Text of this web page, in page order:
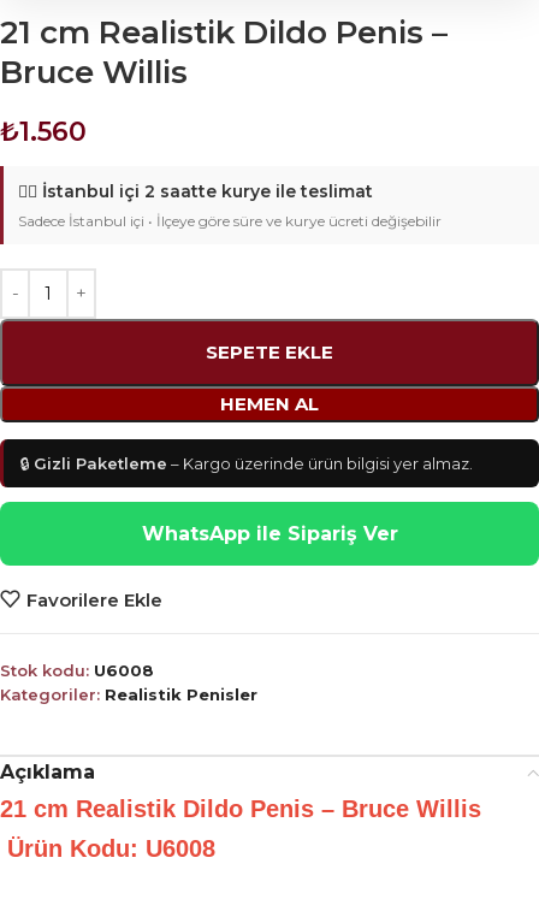
21 cm Realistik Dildo Penis –
Bruce Willis
₺1.560
🚴‍♂️ İstanbul içi 2 saatte kurye ile teslimat
Sadece İstanbul içi • İlçeye göre süre ve kurye ücreti değişebilir
SEPETE EKLE
HEMEN AL
🔒 Gizli Paketleme – Kargo üzerinde ürün bilgisi yer almaz.
WhatsApp ile Sipariş Ver
Favorilere Ekle
Stok kodu: U6008
Kategoriler: Realistik Penisler
Açıklama
21 cm Realistik Dildo Penis – Bruce Willis
Ürün Kodu: U6008